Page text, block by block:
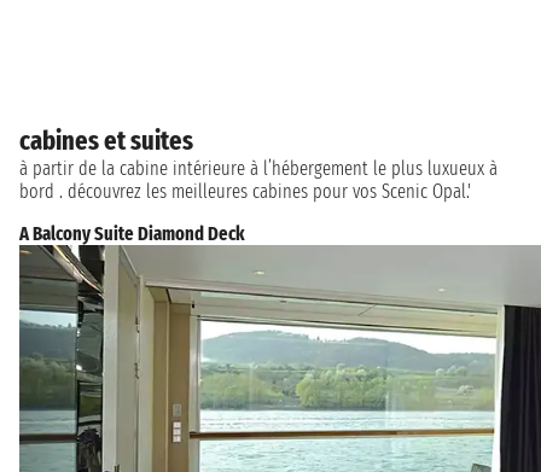
cabines et suites
à partir de la cabine intérieure à l’hébergement le plus luxueux à
bord . découvrez les meilleures cabines pour vos Scenic Opal.'
A Balcony Suite Diamond Deck